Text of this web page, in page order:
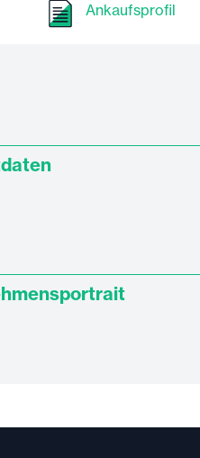
Ankaufsprofil